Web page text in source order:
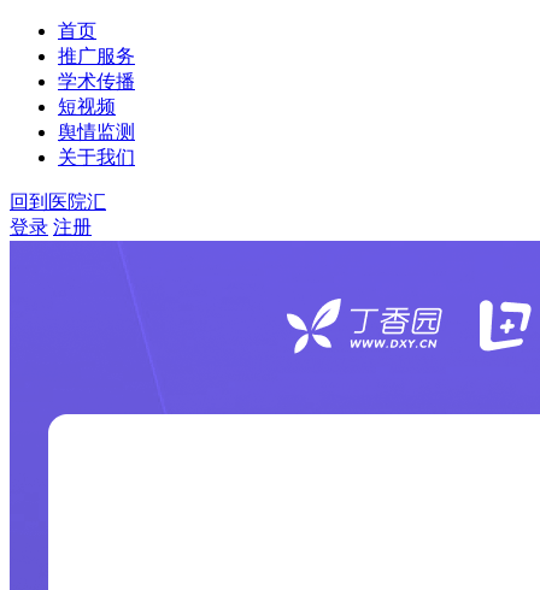
首页
推广服务
学术传播
短视频
舆情监测
关于我们
回到医院汇
登录 注册